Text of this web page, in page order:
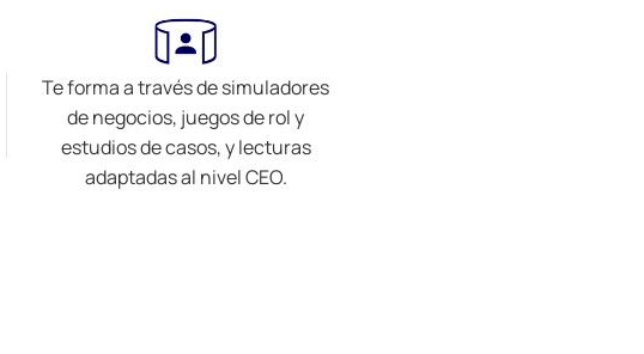
Te forma a través de simuladores
de negocios, juegos de rol y
estudios de casos, y lecturas
adaptadas al nivel CEO.